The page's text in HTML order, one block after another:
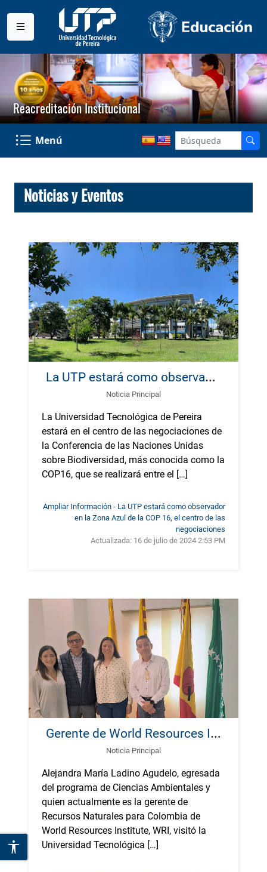
Reacreditación Institucional
Menú
Noticias y Eventos
L
a UTP estará como observador en la Zona Azul de la COP 16, el centro de las negociaciones
Noticia Principal
La Universidad Tecnológica de Pereira
estará en el centro de las negociaciones de
la Conferencia de las Naciones Unidas
sobre Biodiversidad, más conocida como la
COP16, que se realizará entre el […]
Ampliar Información - La UTP estará como observador
en la Zona Azul de la COP 16, el centro de las
negociaciones
Actualizada: 16 de julio de 2024 2:53 PM
G
erente de World Resources Institute visita la UTP para estrechar lazos
Noticia Principal
Alejandra María Ladino Agudelo, egresada
del programa de Ciencias Ambientales y
quien actualmente es la gerente de
Recursos Naturales para Colombia de
World Resources Institute, WRI, visitó la
Universidad Tecnológica […]